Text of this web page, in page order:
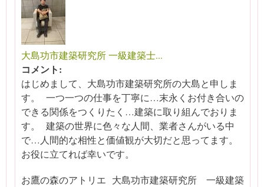
大島功市建築研究所 一級建築士...
コメント:
はじめまして、大島功市建築研究所の大島と申しま
す。 一つ一つの仕事を丁寧に…末永くお付き合いの
できる関係をつくりたく…建築に取り組んでおりま
す。 建築の世界に色々な人間、業者さんがいる中
で…人間的な相性と価値観が大切だと思ってます。
お役に立てれば幸いです。
お鷹の森のアトリエ 大島功市建築研究所 一級建築